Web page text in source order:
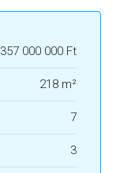
357 000 000 Ft
218 m²
7
3